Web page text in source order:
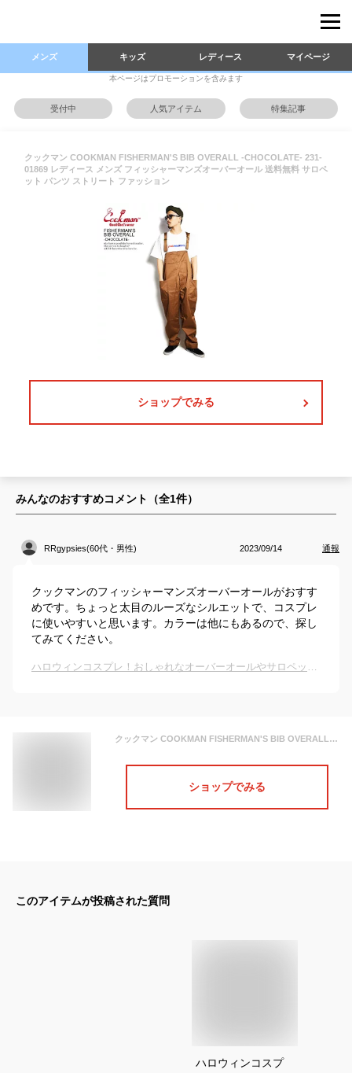
メンズ キッズ レディース マイページ
本ページはプロモーションを含みます
受付中 人気アイテム 特集記事
クックマン COOKMAN FISHERMAN'S BIB OVERALL -CHOCOLATE- 231-
01869 レディース メンズ フィッシャーマンズオーバーオール 送料無料 サロペ
ット パンツ ストリート ファッション
ショップでみる
みんなのおすすめコメント（全1件）
RRgypsies(60代・男性) 2023/09/14 通報
クックマンのフィッシャーマンズオーバーオールがおすす
めです。ちょっと太目のルーズなシルエットで、コスプレ
に使いやすいと思います。カラーは他にもあるので、探し
てみてください。
ハロウィンコスプレ！おしゃれなオーバーオールやサロペットのおすすめは？
クックマン COOKMAN FISHERMAN'S BIB OVERALL -CHOCOLATE- 231-01869 レディース メンズ フィッシャーマンズオーバーオール 送料無料 サロペット パンツ ストリート ファッション
ショップでみる
このアイテムが投稿された質問
ハロウィンコスプ